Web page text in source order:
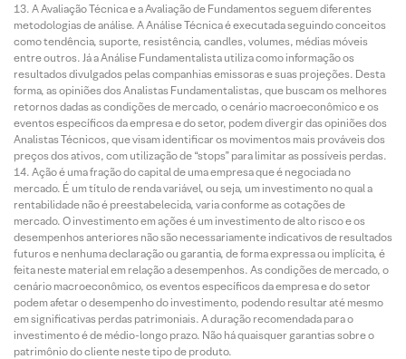
A Avaliação Técnica e a Avaliação de Fundamentos seguem diferentes
metodologias de análise. A Análise Técnica é executada seguindo conceitos
como tendência, suporte, resistência, candles, volumes, médias móveis
entre outros. Já a Análise Fundamentalista utiliza como informação os
resultados divulgados pelas companhias emissoras e suas projeções. Desta
forma, as opiniões dos Analistas Fundamentalistas, que buscam os melhores
retornos dadas as condições de mercado, o cenário macroeconômico e os
eventos específicos da empresa e do setor, podem divergir das opiniões dos
Analistas Técnicos, que visam identificar os movimentos mais prováveis dos
preços dos ativos, com utilização de “stops” para limitar as possíveis perdas.
Ação é uma fração do capital de uma empresa que é negociada no
mercado. É um título de renda variável, ou seja, um investimento no qual a
rentabilidade não é preestabelecida, varia conforme as cotações de
mercado. O investimento em ações é um investimento de alto risco e os
desempenhos anteriores não são necessariamente indicativos de resultados
futuros e nenhuma declaração ou garantia, de forma expressa ou implícita, é
feita neste material em relação a desempenhos. As condições de mercado, o
cenário macroeconômico, os eventos específicos da empresa e do setor
podem afetar o desempenho do investimento, podendo resultar até mesmo
em significativas perdas patrimoniais. A duração recomendada para o
investimento é de médio-longo prazo. Não há quaisquer garantias sobre o
patrimônio do cliente neste tipo de produto.